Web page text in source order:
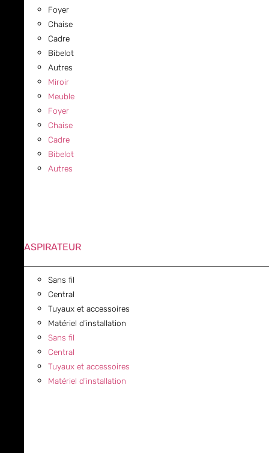
Foyer
Chaise
Cadre
Bibelot
Autres
Miroir
Meuble
Foyer
Chaise
Cadre
Bibelot
Autres
ASPIRATEUR
Sans fil
Central
Tuyaux et accessoires
Matériel d’installation
Sans fil
Central
Tuyaux et accessoires
Matériel d’installation